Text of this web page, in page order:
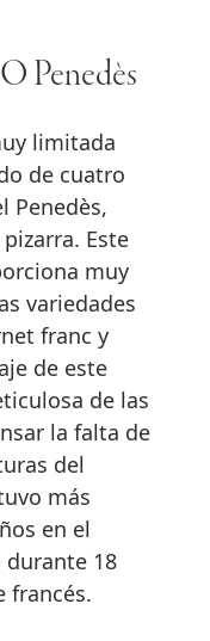
Penedès
limitada
de cuatro
Penedès,
Este
muy
variedades
franc y
de este
de las
la falta de
del
más
en el
durante 18
francés.